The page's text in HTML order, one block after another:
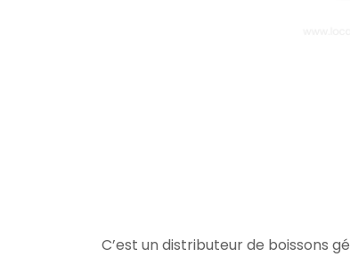
C’est un distributeur de boissons